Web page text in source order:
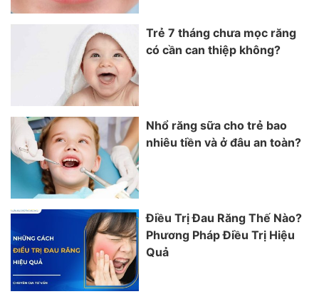
Trẻ 7 tháng chưa mọc răng
có cần can thiệp không?
Nhổ răng sữa cho trẻ bao
nhiêu tiền và ở đâu an toàn?
Điều Trị Đau Răng Thế Nào?
Phương Pháp Điều Trị Hiệu
Quả